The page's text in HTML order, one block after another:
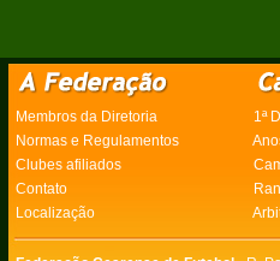
Membros da Diretoria 1ª
Normas e Regulamentos
Clubes afiliados
Contato
Localização